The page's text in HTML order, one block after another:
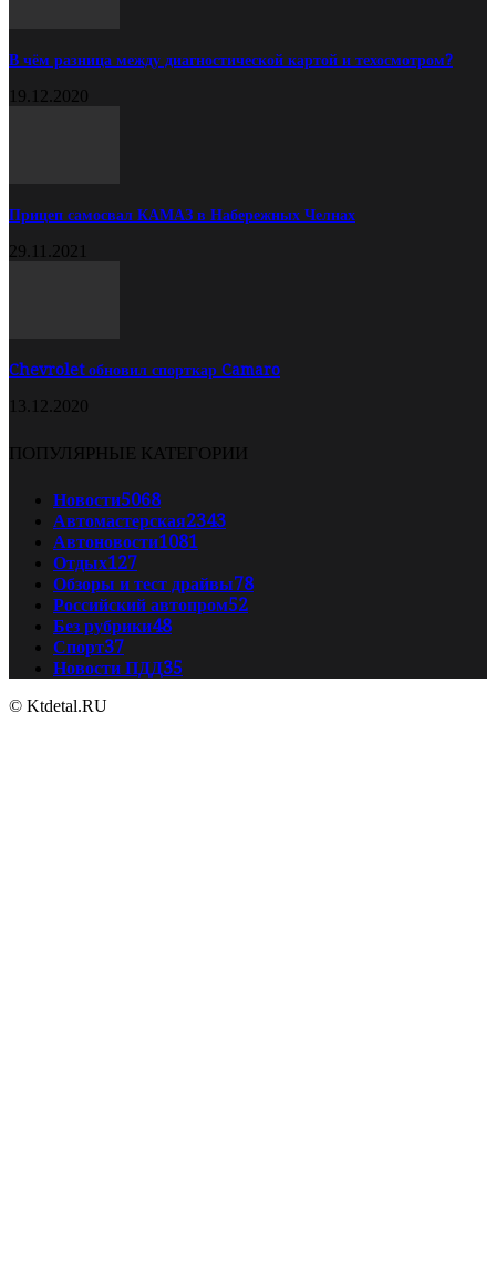
В чём разница между диагностической картой и техосмотром?
19.12.2020
Прицеп самосвал КАМАЗ в Набережных Челнах
29.11.2021
Chevrolet обновил спорткар Camaro
13.12.2020
ПОПУЛЯРНЫЕ КАТЕГОРИИ
Новости5068
Автомастерская2343
Автоновости1081
Отдых127
Обзоры и тест драйвы78
Российский автопром52
Без рубрики48
Спорт37
Новости ПДД35
© Ktdetal.RU